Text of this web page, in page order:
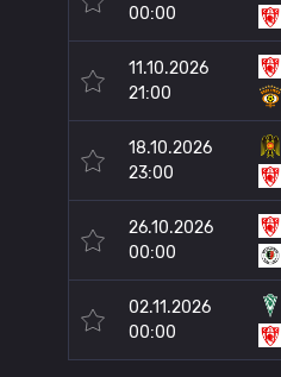
00:00
11.10.2026
21:00
18.10.2026
23:00
26.10.2026
00:00
02.11.2026
00:00